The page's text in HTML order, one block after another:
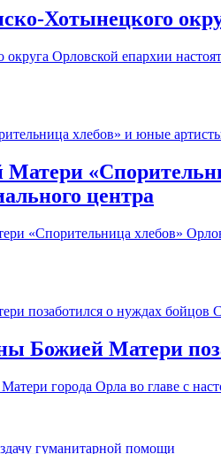
Хотынецкого
Орловской епархии
центра
«Спорительница хлебов»
Божией Матери
города Орла во главе с